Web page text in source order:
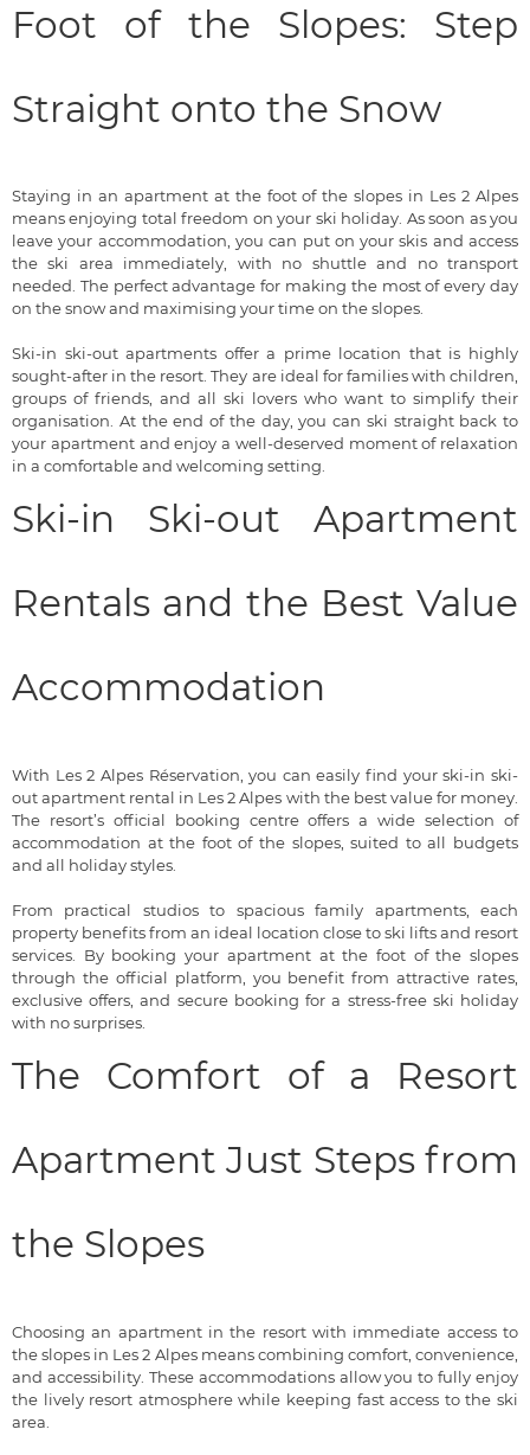
Foot of the Slopes: Step
Straight onto the Snow
Staying in an apartment at the foot of the slopes in Les 2 Alpes
means enjoying total freedom on your ski holiday. As soon as you
leave your accommodation, you can put on your skis and access
the ski area immediately, with no shuttle and no transport
needed. The perfect advantage for making the most of every day
on the snow and maximising your time on the slopes.
Ski-in ski-out apartments offer a prime location that is highly
sought-after in the resort. They are ideal for families with children,
groups of friends, and all ski lovers who want to simplify their
organisation. At the end of the day, you can ski straight back to
your apartment and enjoy a well-deserved moment of relaxation
in a comfortable and welcoming setting.
Ski-in Ski-out Apartment
Rentals and the Best Value
Accommodation
With Les 2 Alpes Réservation, you can easily find your ski-in ski-
out apartment rental in Les 2 Alpes with the best value for money.
The resort’s official booking centre offers a wide selection of
accommodation at the foot of the slopes, suited to all budgets
and all holiday styles.
From practical studios to spacious family apartments, each
property benefits from an ideal location close to ski lifts and resort
services. By booking your apartment at the foot of the slopes
through the official platform, you benefit from attractive rates,
exclusive offers, and secure booking for a stress-free ski holiday
with no surprises.
The Comfort of a Resort
Apartment Just Steps from
the Slopes
Choosing an apartment in the resort with immediate access to
the slopes in Les 2 Alpes means combining comfort, convenience,
and accessibility. These accommodations allow you to fully enjoy
the lively resort atmosphere while keeping fast access to the ski
area.